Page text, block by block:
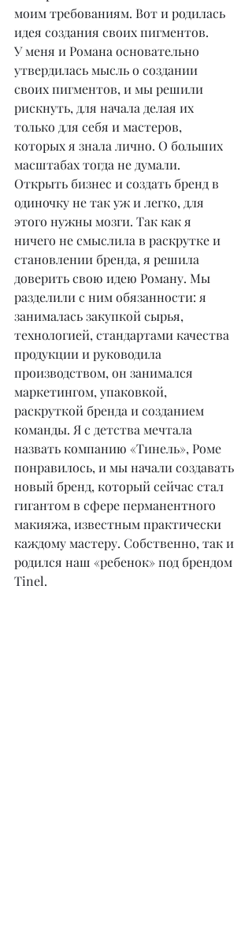
моим требованиям. Вот и родилась
идея создания своих пигментов.
У меня и Романа основательно
утвердилась мысль о создании
своих пигментов, и мы решили
рискнуть, для начала делая их
только для себя и мастеров,
которых я знала лично. О больших
масштабах тогда не думали.
Открыть бизнес и создать бренд в
одиночку не так уж и легко, для
этого нужны мозги. Так как я
ничего не смыслила в раскрутке и
становлении бренда, я решила
доверить свою идею Роману. Мы
разделили с ним обязанности: я
занималась закупкой сырья,
технологией, стандартами качества
продукции и руководила
производством, он занимался
маркетингом, упаковкой,
раскруткой бренда и созданием
команды. Я с детства мечтала
назвать компанию «Тинель», Роме
понравилось, и мы начали создавать
новый бренд, который сейчас стал
гигантом в сфере перманентного
макияжа, известным практически
каждому мастеру. Собственно, так и
родился наш «ребенок» под брендом
Tinel.